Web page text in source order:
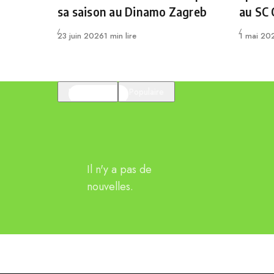
sa saison au Dinamo Zagreb
Publié
23 juin 20261 min lire
au SC
Publié
1 mai
Il n'y a pas de
nouvelles.